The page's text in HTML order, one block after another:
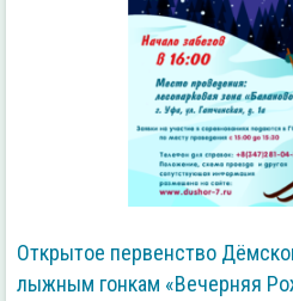
Открытое первенство
лыжным гонкам «Вечерняя